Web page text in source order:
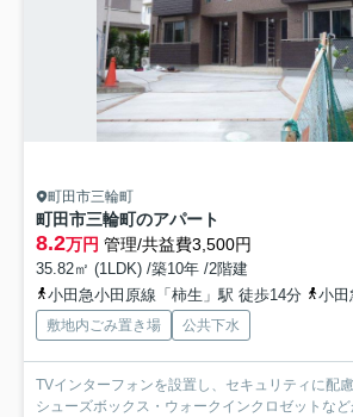
町田市三輪町
町田市三輪町のアパート
8.2万円 管理/共益費3,500円
35.82㎡ (1LDK) /築10年 /2階建
小田急小田原線「柿生」駅 徒歩14分
小田急
敷地内ごみ置き場 公共下水
TVインターフォンを設置し、セキュリティに配
シューズボックス・ウォークインクロゼットなど